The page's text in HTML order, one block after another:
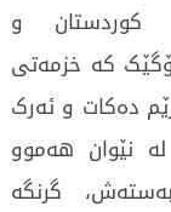
کوردستان و
کە خزمەتی
دەکات و ئەرک
نێوان هەموو
گرنگە